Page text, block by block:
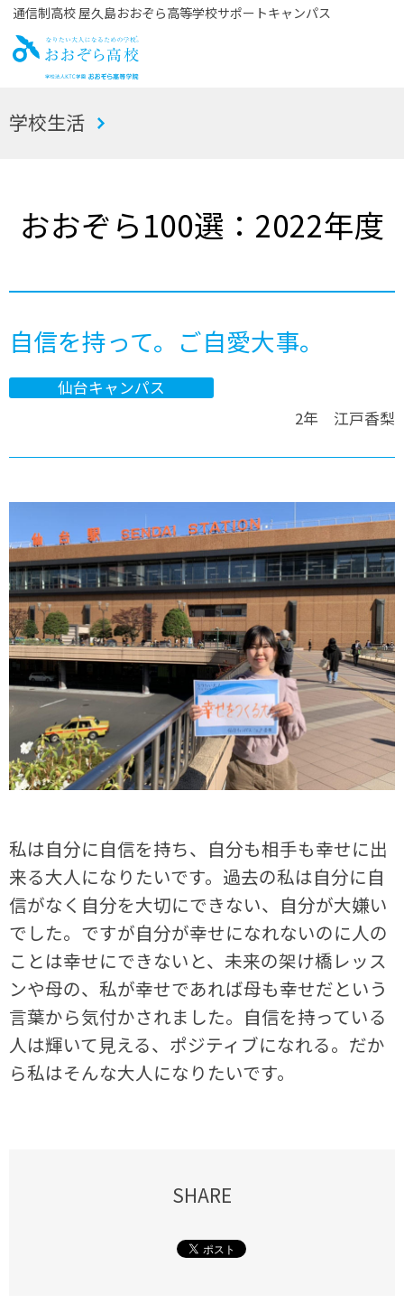
通信制高校 屋久島おおぞら高等学校サポートキャンパス
お
学校生活
おおぞら100選：2022年度
自信を持って。ご自愛大事。
仙台キャンパス
2年 江戸香梨
私は自分に自信を持ち、自分も相手も幸せに出
来る大人になりたいです。過去の私は自分に自
信がなく自分を大切にできない、自分が大嫌い
でした。ですが自分が幸せになれないのに人の
ことは幸せにできないと、未来の架け橋レッス
ンや母の、私が幸せであれば母も幸せだという
言葉から気付かされました。自信を持っている
人は輝いて見える、ポジティブになれる。だか
ら私はそんな大人になりたいです。
SHARE